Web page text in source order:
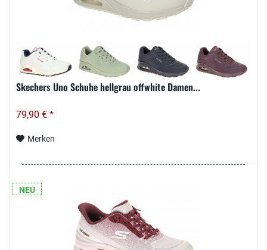
Skechers Uno Schuhe hellgrau offwhite Damen...
79,90 € *
Merken
NEU